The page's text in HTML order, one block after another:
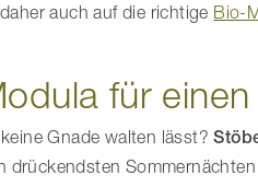
auch auf die richtige Bio-
für
Gnade walten lässt?